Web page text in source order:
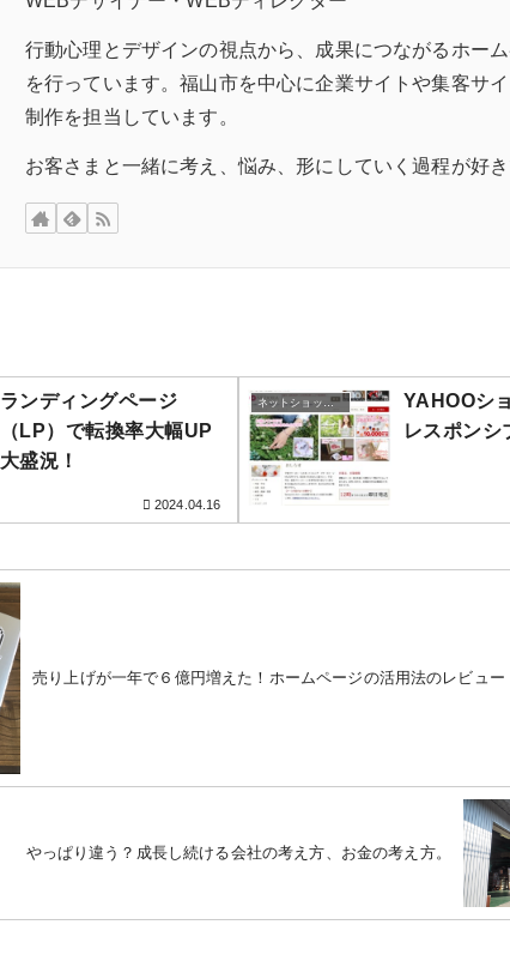
行動心理とデザインの視点から、成果につながるホー
を行っています。福山市を中心に企業サイトや集客サ
制作を担当しています。
お客さまと一緒に考え、悩み、形にしていく過程が好
ランディングページ
（LP）で転換率大幅UP
大盛況！
2024.04.16
ネットショップ制作
YAHOOシ
レスポンシ
売り上げが一年で６億円増えた！ホームページの活用法のレビュー
やっぱり違う？成長し続ける会社の考え方、お金の考え方。